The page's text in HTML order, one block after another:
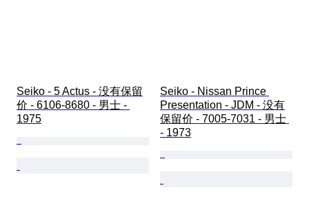
Seiko - 5 Actus - 没有保留
价 - 6106-8680 - 男士 -
1975
Seiko - Nissan Prince
Presentation - JDM - 没有
保留价 - 7005-7031 - 男士
- 1973